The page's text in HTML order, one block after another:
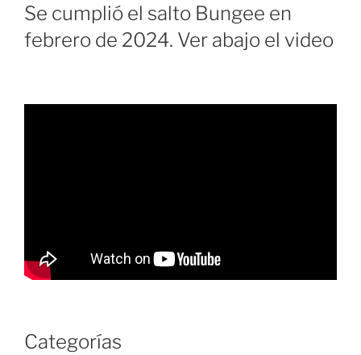
Se cumplió el salto Bungee en
febrero de 2024. Ver abajo el video
Categorías